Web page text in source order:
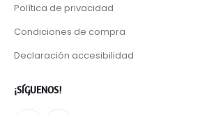
Política de privacidad
Condiciones de compra
Declaración accesibilidad
¡SÍGUENOS!